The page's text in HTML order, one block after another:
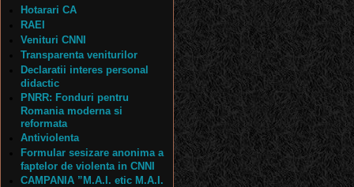
Hotarari CA
RAEI
Venituri CNNI
Transparenta veniturilor
Declaratii interes personal
didactic
PNRR: Fonduri pentru
Romania moderna si
reformata
Antiviolenta
Formular sesizare anonima a
faptelor de violenta in CNNI
CAMPANIA ”M.A.I. etic M.A.I.